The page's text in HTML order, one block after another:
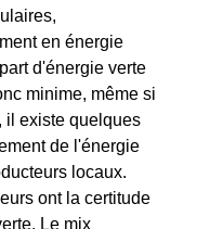
en énergie
d'énergie verte
minime, même si
il existe quelques
de l'énergie
locaux.
ont la certitude
Le mix